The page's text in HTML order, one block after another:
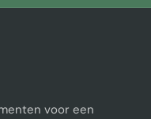
voor een